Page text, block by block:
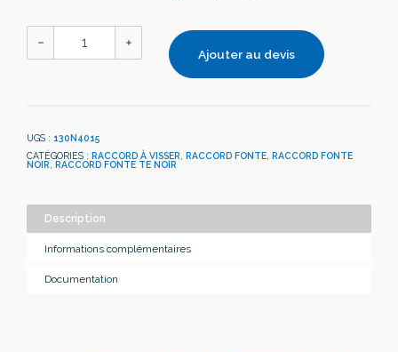
Ajouter au devis
UGS : 130N4015
CATÉGORIES : RACCORD À VISSER RACCORD FONTE RACCORD FONTE
NOIR RACCORD FONTE TE NOIR
Description
Informations complémentaires
Documentation